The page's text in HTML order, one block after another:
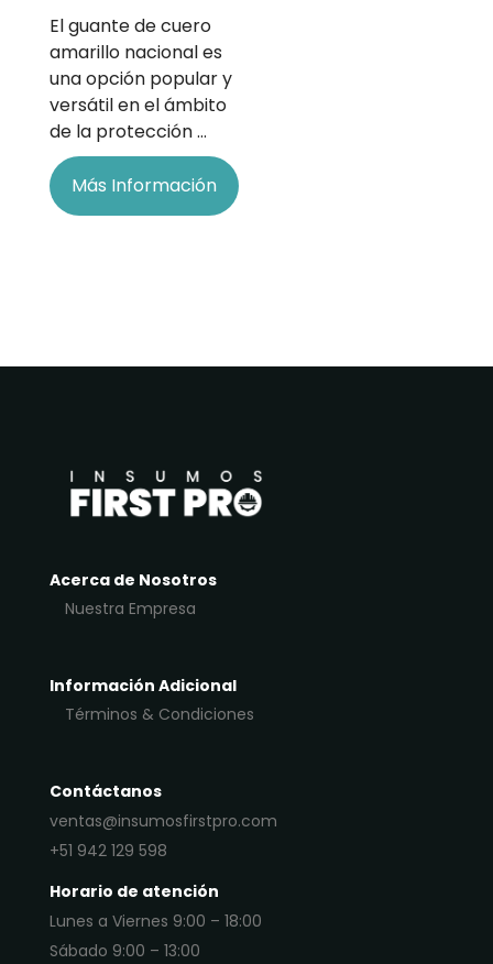
El guante de cuero
amarillo nacional es
una opción popular y
versátil en el ámbito
de la protección …
Más Información
Acerca de Nosotros
Nuestra Empresa
Información Adicional
Términos & Condiciones
Contáctanos
ventas@insumosfirstpro.com
+51 942 129 598
Horario de atención
Lunes a Viernes 9:00 – 18:00
Sábado 9:00 – 13:00